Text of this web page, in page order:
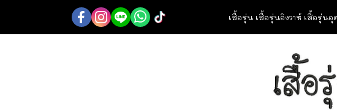
เสื้อรุ่น เสื้อรุ่นอิงวาห์ เสื้อรุ่น